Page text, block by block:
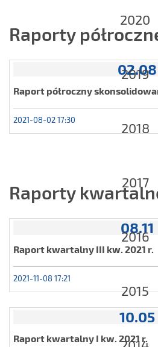
2020
2019
2018
2017
2016
2015
Raporty
02.08
Raport półroczny
2021-08-02 17:30
Raporty
08.11
Raport kwartalny III kw. 2021 r.
2021-11-08 17:21
10.05
Raport kwartalny I kw. 2021 r.